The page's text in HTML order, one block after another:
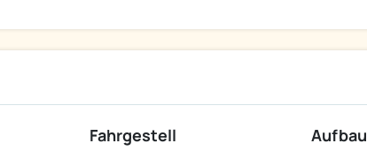
Fahrgestell Aufbau